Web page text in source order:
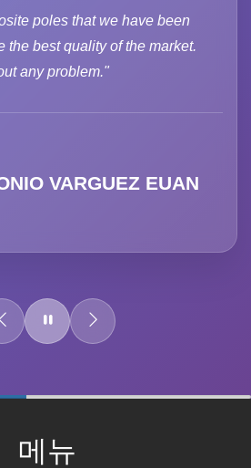
poles that we have been
the best quality of the market.
any problem."
VARGUEZ EUAN
메뉴